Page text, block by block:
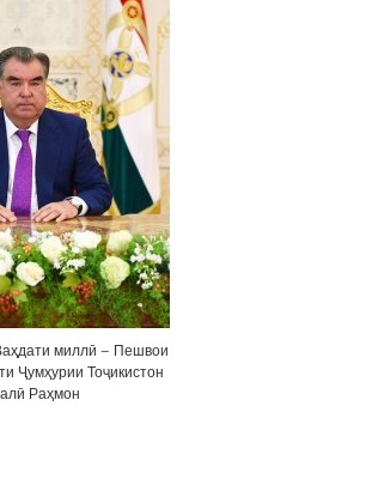
миллӣ – Пешвои
Ҷумҳурии Тоҷикистон
Раҳмон